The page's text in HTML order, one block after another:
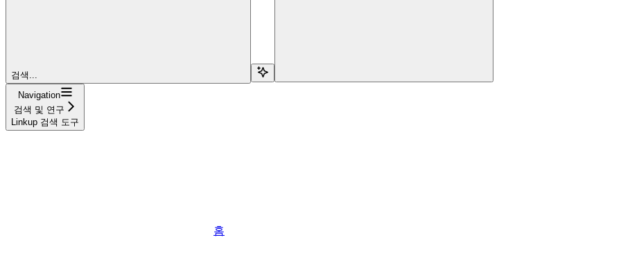
검색...
Navigation
검색 및 연구
Linkup 검색 도구
홈